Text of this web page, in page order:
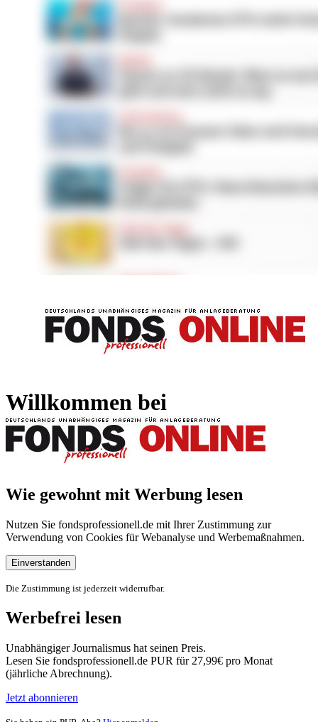
Willkommen bei
Wie gewohnt mit Werbung lesen
Nutzen Sie fondsprofessionell.de mit Ihrer Zustimmung zur
Verwendung von Cookies für Webanalyse und Werbemaßnahmen.
Einverstanden
Die Zustimmung ist jederzeit widerrufbar.
Werbefrei lesen
Unabhängiger Journalismus hat seinen Preis.
Lesen Sie fondsprofessionell.de PUR für 27,99€ pro Monat
(jährliche Abrechnung).
Jetzt abonnieren